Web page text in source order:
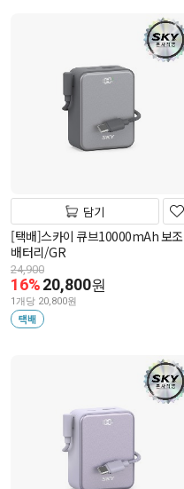
담기
[택배]스카이 큐브10000mAh 보조
배터리/GR
24,900
16%20,800원
1개당 20,800원
택배